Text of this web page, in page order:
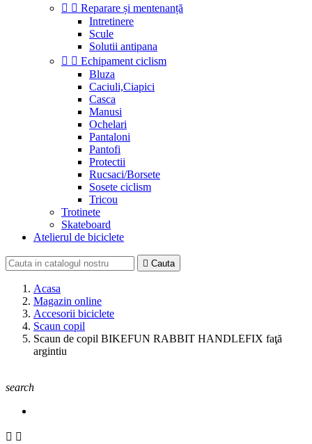
  Reparare și mentenanță
Intretinere
Scule
Solutii antipana
  Echipament ciclism
Bluza
Caciuli,Ciapici
Casca
Manusi
Ochelari
Pantaloni
Pantofi
Protectii
Rucsaci/Borsete
Sosete ciclism
Tricou
Trotinete
Skateboard
Atelierul de biciclete
 Cauta
Acasa
Magazin online
Accesorii biciclete
Scaun copil
Scaun de copil BIKEFUN RABBIT HANDLEFIX faţă
argintiu
search
 